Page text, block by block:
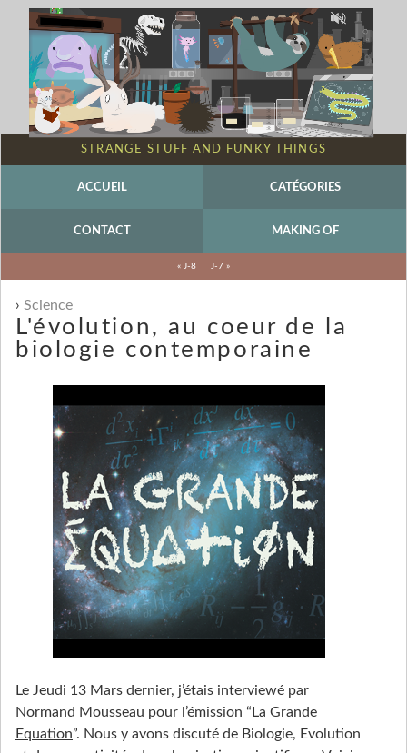
STRANGE STUFF AND FUNKY THINGS
ACCUEIL CATÉGORIES
CONTACT MAKING OF
« J-8 J-7 »
Science
L'évolution, au coeur de la
biologie contemporaine
Le Jeudi 13 Mars dernier, j’étais interviewé par
Normand Mousseau pour l’émission “La Grande
Equation”. Nous y avons discuté de Biologie, Evolution